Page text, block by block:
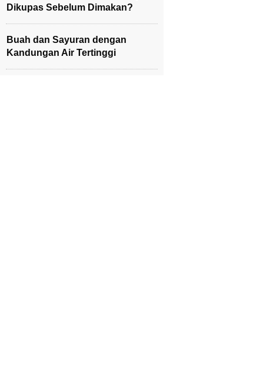
Dikupas Sebelum Dimakan?
Buah dan Sayuran dengan
Kandungan Air Tertinggi